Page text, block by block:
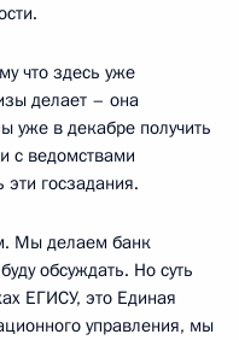
что здесь уже
делает – она
уже в декабре получить
с ведомствами
госзадания.
Мы делаем банк
обсуждать. Но суть
ЕГИСУ, это Единая
управления, мы